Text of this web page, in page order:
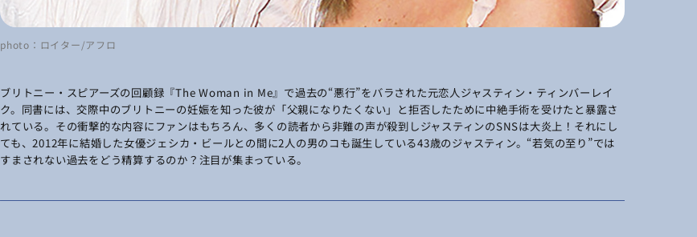
photo：ロイター/アフロ
ブリトニー・スピアーズの回顧録『The Woman in Me』で過去の“悪行”をバラされた元恋人ジャスティン・ティンバーレイ
ク。同書には、交際中のブリトニーの妊娠を知った彼が「父親になりたくない」と拒否したために中絶手術を受けたと暴露さ
れている。その衝撃的な内容にファンはもちろん、多くの読者から非難の声が殺到しジャスティンのSNSは大炎上！それにし
ても、2012年に結婚した女優ジェシカ・ビールとの間に2人の男のコも誕生している43歳のジャスティン。“若気の至り”では
すまされない過去をどう精算するのか？注目が集まっている。